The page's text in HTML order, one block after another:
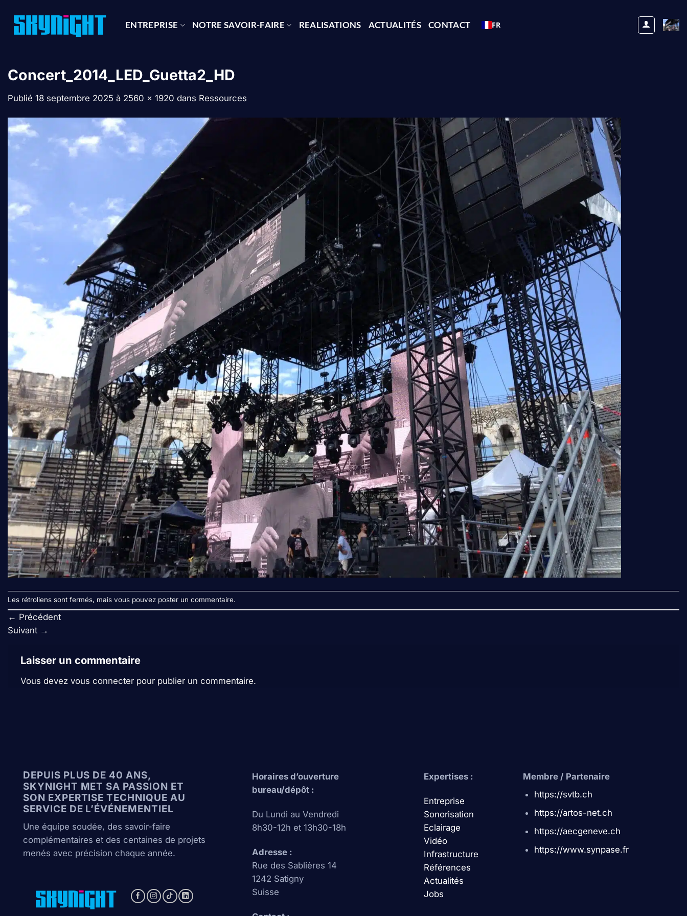
contenu
ENTREPRISE NOTRE SAVOIR-FAIRE REALISATIONS ACTUALITÉS CONTACT FR
Concert_2014_LED_Guetta2_HD
Publié 18 septembre 2025 à 2560 × 1920 dans Ressources
Les rétroliens sont fermés, mais vous pouvez poster un commentaire.
← Précédent
Suivant →
Laisser un commentaire
Vous devez vous connecter pour publier un commentaire.
DEPUIS PLUS DE 40 ANS,
SKYNIGHT MET SA PASSION ET
SON EXPERTISE TECHNIQUE AU
SERVICE DE L’ÉVÉNEMENTIEL
Une équipe soudée, des savoir-faire
complémentaires et des centaines de projets
menés avec précision chaque année.
Horaires d’ouverture
bureau/dépôt :
Du Lundi au Vendredi
8h30-12h et 13h30-18h
Adresse :
Rue des Sablières 14
1242 Satigny
Suisse
Expertises :
Entreprise
Sonorisation
Eclairage
Vidéo
Infrastructure
Références
Actualités
Jobs
Membre / Partenaire
https://svtb.ch
https://artos-net.ch
https://aecgeneve.ch
https://www.synpase.fr